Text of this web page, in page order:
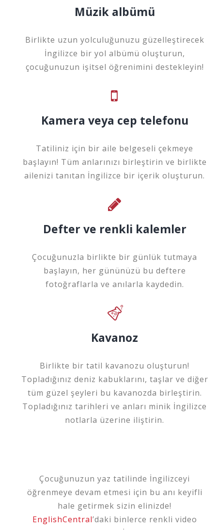
Müzik albümü
Birlikte uzun yolculuğunuzu güzelleştirecek
İngilizce bir yol albümü oluşturun,
çocuğunuzun işitsel öğrenimini destekleyin!
Kamera veya cep telefonu
Tatiliniz için bir aile belgeseli çekmeye
başlayın! Tüm anlarınızı birleştirin ve birlikte
ailenizi tanıtan İngilizce bir içerik oluşturun.
Defter ve renkli kalemler
Çocuğunuzla birlikte bir günlük tutmaya
başlayın, her gününüzü bu deftere
fotoğraflarla ve anılarla kaydedin.
Kavanoz
Birlikte bir tatil kavanozu oluşturun!
Topladığınız deniz kabuklarını, taşlar ve diğer
tüm güzel şeyleri bu kavanozda birleştirin.
Topladığınız tarihleri ve anları minik İngilizce
notlarla üzerine iliştirin.
Çocuğunuzun yaz tatilinde İngilizceyi
öğrenmeye devam etmesi için bu anı keyifli
hale getirmek sizin elinizde!
EnglishCentral’daki binlerce renkli video